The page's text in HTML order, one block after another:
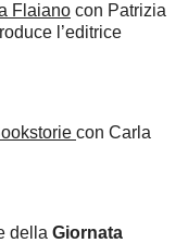
Flaiano con Patrizia
l’editrice
con Carla
della Giornata